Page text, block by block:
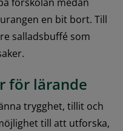
en bit bort. Till
salladsbuffé som
för lärande
trygghet, tillit och
till att utforska,